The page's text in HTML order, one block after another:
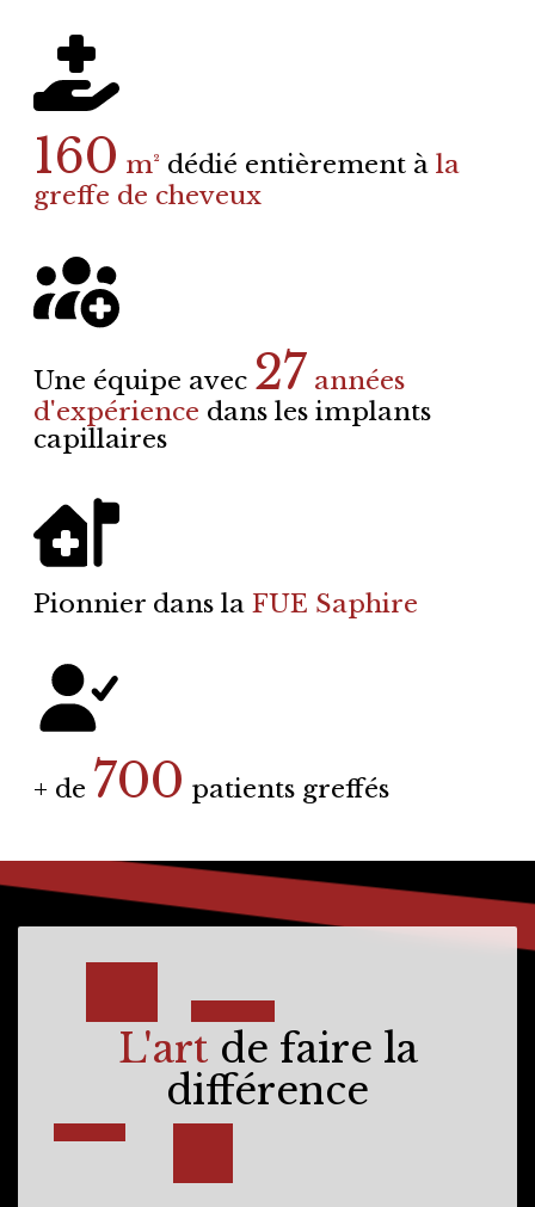
160 m² dédié entièrement à la
greffe de cheveux
Une équipe avec 27 années
d'expérience dans les implants
capillaires
Pionnier dans la FUE Saphire
+ de 700 patients greffés
L'art de faire la
différence